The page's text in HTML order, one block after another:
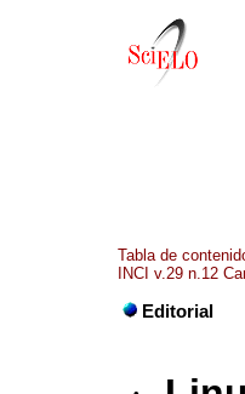
Tabla de
INCI v.29 n.12
Editorial